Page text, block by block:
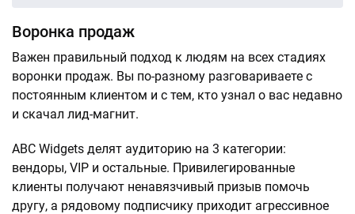
Воронка продаж
Важен правильный подход к людям на всех стадиях
воронки продаж. Вы по-разному разговариваете с
постоянным клиентом и с тем, кто узнал о вас недавно
и скачал лид-магнит.
ABC Widgets делят аудиторию на 3 категории:
вендоры, VIP и остальные. Привилегированные
клиенты получают ненавязчивый призыв помочь
другу, а рядовому подписчику приходит агрессивное